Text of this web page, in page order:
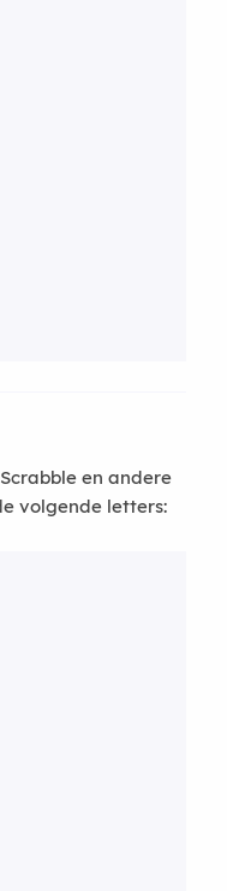
en andere
volgende letters: